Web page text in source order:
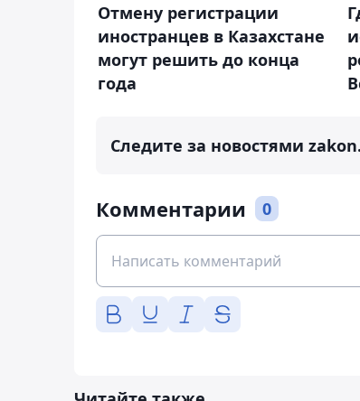
Отмену регистрации
иностранцев в Казахстане
могут решить до конца
года
Следите за новостями
Комментарии 0